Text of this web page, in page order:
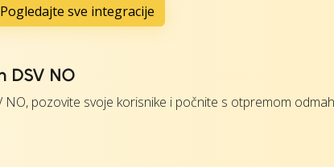
Pogledajte sve integracije
NO
pozovite svoje korisnike i počnite s otpremom